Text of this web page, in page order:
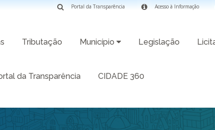
Acesso à Informação
Portal da Transparência
Tributação Município Legislação
da Transparência CIDADE 360